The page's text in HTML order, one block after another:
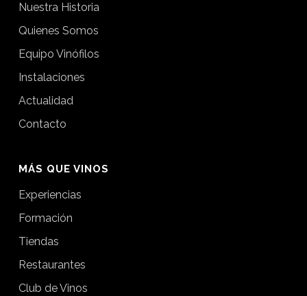
Nuestra Historia
Quienes Somos
Equipo Vinófilos
Instalaciones
Actualidad
Contacto
MÁS QUE VINOS
Experiencias
Formación
Tiendas
Restaurantes
Club de Vinos